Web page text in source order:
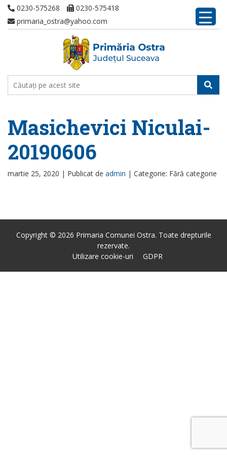
0230-575268
0230-575418
primaria_ostra@yahoo.com
Masichevici Niculai-
20190606
martie 25, 2020 | Publicat de admin | Categorie: Fără categorie
Copyright © 2026 Primaria Comunei Ostra. Toate drepturile
rezervate.
Utilizare cookie-uri
GDPR